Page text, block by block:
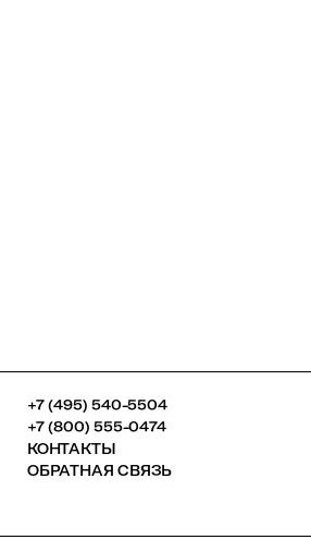
+7 (495) 540-5504
+7 (800) 555-0474
КОНТАКТЫ
ОБРАТНАЯ СВЯЗЬ